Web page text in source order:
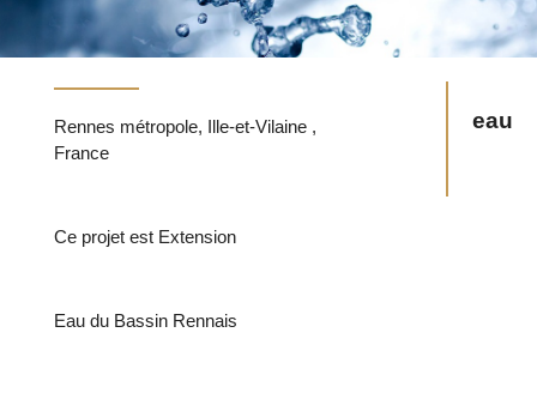
eau
Rennes métropole, Ille-et-Vilaine ,
France
Ce projet est Extension
Eau du Bassin Rennais